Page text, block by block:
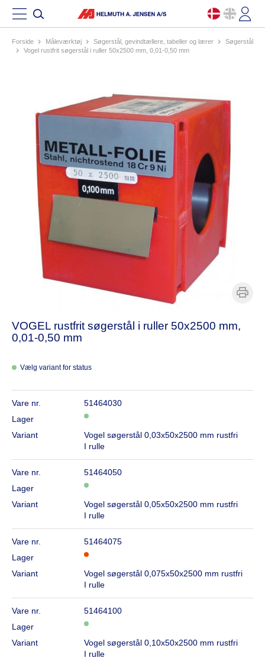
Forside måleværktøj søgerstål, gevindtællere, tabeller og lærer
søgerstål
vogel rustfrit søgerstål i ruller 50x2500 mm, 0,01-0,50 mm
VOGEL rustfrit søgerstål i ruller 50x2500 mm,
0,01-0,50 mm
Vælg variant for status
Vare nr.
51464030
Lager
Variant
Vogel søgerstål 0,03x50x2500 mm rustfri
I rulle
Vare nr.
51464050
Lager
Variant
Vogel søgerstål 0,05x50x2500 mm rustfri
I rulle
Vare nr.
51464075
Lager
Variant
Vogel søgerstål 0,075x50x2500 mm rustfri
I rulle
Vare nr.
51464100
Lager
Variant
Vogel søgerstål 0,10x50x2500 mm rustfri
I rulle